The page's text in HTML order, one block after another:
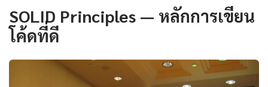
SOLID Principles — หลักการเขียน
โค้ดที่ดี